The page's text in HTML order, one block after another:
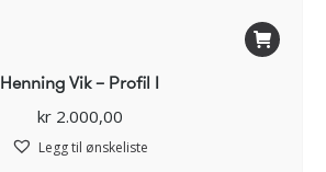
Henning Vik – Profil I
kr2.000,00
Legg til ønskeliste